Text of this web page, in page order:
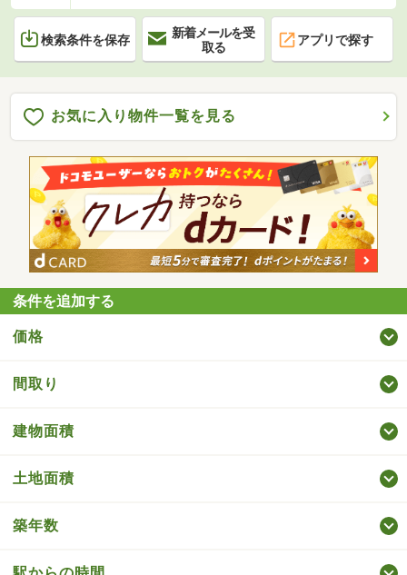
検索条件を保存
新着メールを受
取る
アプリで探す
お気に入り物件一覧を見る
条件を追加する
価格
間取り
建物面積
土地面積
築年数